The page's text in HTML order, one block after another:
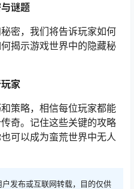
谜题
密，我们将告诉玩家如何
揭示游戏世界中的隐藏秘
家
策略，相信每位玩家都能
奇。记住这些关键的攻略
可以成为蛮荒世界中无人
发布或互联网转载，目的仅供